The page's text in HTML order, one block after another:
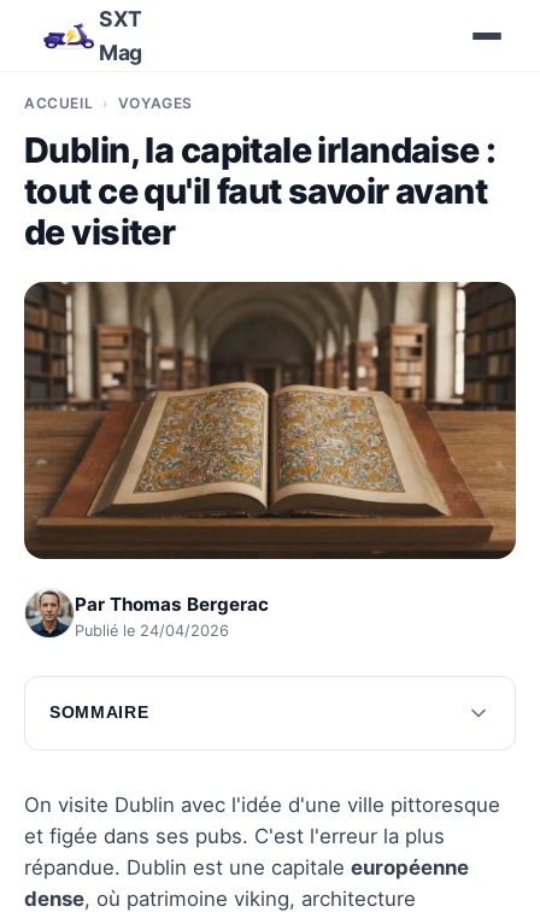
SXT
Mag
ACCUEIL VOYAGES
Dublin, la capitale irlandaise :
tout ce qu'il faut savoir avant
de visiter
Par Thomas Bergerac
Publié le 24/04/2026
SOMMAIRE
Découvertes incontournables à Dublin
Délices de la gastronomie irlandaise
La vibrante vie nocturne dublinoise
Questions fréquentes
On visite Dublin avec l'idée d'une ville pittoresque
et figée dans ses pubs. C'est l'erreur la plus
répandue. Dublin est une capitale européenne
dense, où patrimoine viking, architecture